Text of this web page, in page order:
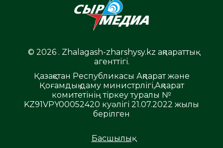
© 2026 . Zhalagash-zharshysy.kz ақпараттық
агенттігі.
Қазақстан Республикасы Ақпарат және
Қоғамдық даму министрлігі,Ақпарат
комитетінің тіркеу туралы №
KZ91VPY00052420 куәлігі 21.07.2022 жылы
берілген
Басшылық